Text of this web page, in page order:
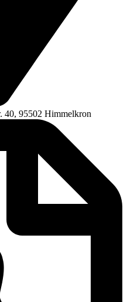
40, 95502 Himmelkron